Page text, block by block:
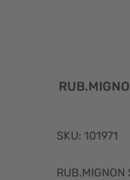
SKU: 101971
RUB.MIGNON